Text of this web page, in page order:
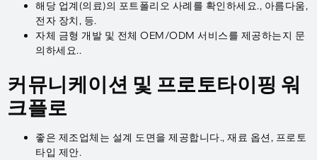
해당 업계(의료)의 포트폴리오 사례를 확인하세요., 아름다움,
전자 장치, 등.
자체 금형 개발 및 전체 OEM/ODM 서비스를 제공하는지 문
의하세요..
커뮤니케이션 및 프로토타이핑 워
크플로
좋은 제조업체는 설계 도면을 제공합니다., 재료 옵션, 프로토
타입 제안.